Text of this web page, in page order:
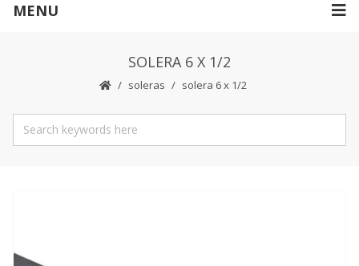
MENU
SOLERA 6 X 1/2
soleras solera 6 x 1/2